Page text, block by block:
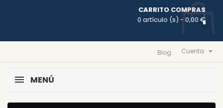
CARRITO COMPRAS
0 artículo (s) - 0,00 €
Cuenta 
Blog
MENÚ